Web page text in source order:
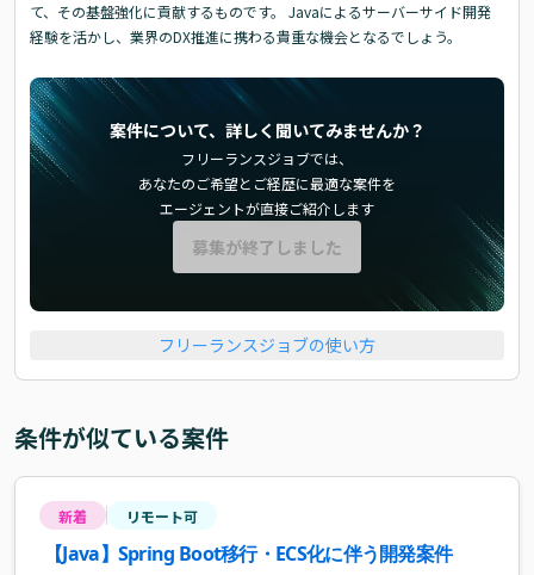
て、その基盤強化に貢献するものです。 Javaによるサーバーサイド開発
経験を活かし、業界のDX推進に携わる貴重な機会となるでしょう。
案件について、詳しく聞いてみませんか？
フリーランスジョブでは、
あなたのご希望とご経歴に最適な案件を
エージェントが直接ご紹介します
募集が終了しました
フリーランスジョブの使い方
条件が似ている案件
新着 リモート可
【Java】Spring Boot移行・ECS化に伴う開発案件